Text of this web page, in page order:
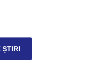
ȘTIRI